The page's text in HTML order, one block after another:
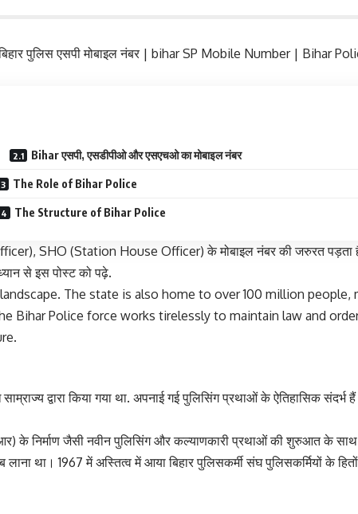
पुलिस एसपी मोबाइल नंबर | bihar SP Mobile Number | Bihar
Bihar एसपी, एसडीपीओ और एसएचओ का मोबाइल नंबर
The Role of Bihar Police
The Structure of Bihar Police
SHO (Station House Officer) के मोबाइल नंबर की जरुरत पड़ता
से इस पोस्ट को पढ़े.
The state is also home to over 100 million
Police force works tirelessly to maintain law and
द्वारा किया गया था. अपनाई गई पुलिसिंग प्रथाओं के ऐतिहासिक
के निर्माण जैसी नवीन पुलिसिंग और कल्याणकारी प्रथाओं की शुरुआत के साथ
था। 1967 में अस्तित्व में आया बिहार पुलिसकर्मी संघ पुलिसकर्मियों के